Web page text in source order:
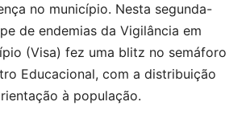
no município. Nesta segunda-
de endemias da Vigilância em
(Visa) fez uma blitz no semáforo
Educacional, com a distribuição
à população.